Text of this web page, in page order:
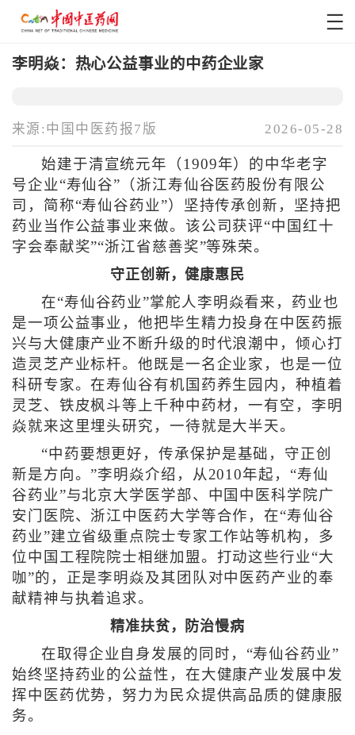
李明焱：热心公益事业的中药企业家
来源:中国中医药报7版 2026-05-28
始建于清宣统元年（1909年）的中华老字
号企业“寿仙谷”（浙江寿仙谷医药股份有限公
司，简称“寿仙谷药业”）坚持传承创新，坚持把
药业当作公益事业来做。该公司获评“中国红十
字会奉献奖”“浙江省慈善奖”等殊荣。
守正创新，健康惠民
在“寿仙谷药业”掌舵人李明焱看来，药业也
是一项公益事业，他把毕生精力投身在中医药振
兴与大健康产业不断升级的时代浪潮中，倾心打
造灵芝产业标杆。他既是一名企业家，也是一位
科研专家。在寿仙谷有机国药养生园内，种植着
灵芝、铁皮枫斗等上千种中药材，一有空，李明
焱就来这里埋头研究，一待就是大半天。
“中药要想更好，传承保护是基础，守正创
新是方向。”李明焱介绍，从2010年起，“寿仙
谷药业”与北京大学医学部、中国中医科学院广
安门医院、浙江中医药大学等合作，在“寿仙谷
药业”建立省级重点院士专家工作站等机构，多
位中国工程院院士相继加盟。打动这些行业“大
咖”的，正是李明焱及其团队对中医药产业的奉
献精神与执着追求。
精准扶贫，防治慢病
在取得企业自身发展的同时，“寿仙谷药业”
始终坚持药业的公益性，在大健康产业发展中发
挥中医药优势，努力为民众提供高品质的健康服
务。